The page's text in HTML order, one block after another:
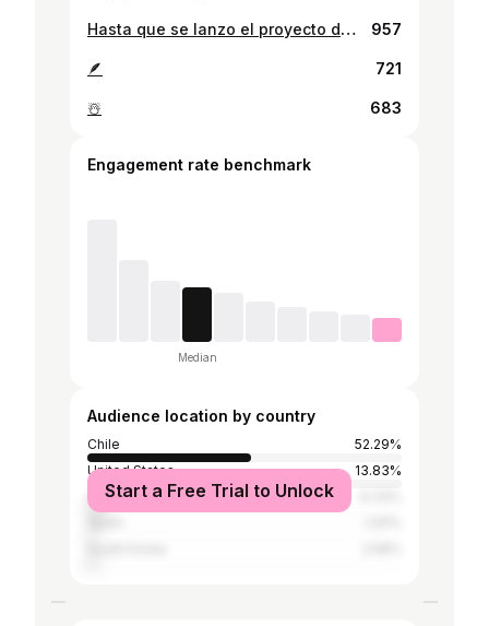
Hasta que se lanzo el proyecto del año hecho por mis personas favoritas @claukwon @camistuardo @javi_urzuam @rzlyi ! Estoy sumamente orgulloso y agradecido de haber participado en este proyecto tan especial para gente que adoro y quiero con toda mi vida. Estas personas dieron su salto de fe y les están dando las herramientas para que usted también lo hagan. Asique que esperan? Están listos para entrar a esta nueva etapa liderada por @leap_cl ? 957
🪶 721
☃️ 683
Engagement rate benchmark
Median
Audience location by country
Chile
52.29%
United States
13.83%
Argentina
Start a Free Trial to Unlock